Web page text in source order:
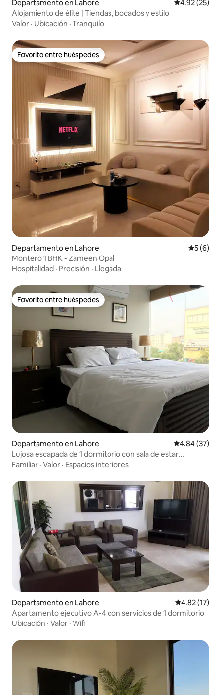
Departamento en Lahore Calificación
4.92 (25)
Alojamiento de élite | Tiendas, bocados y estilo
Valor · Ubicación · Tranquilo
Favorito entre huéspedes
Favorito entre huéspedes
Departamento en Lahore
5 (6)
Montero 1 BHK - Zameen Opal
Hospitalidad · Precisión · Llegada
Favorito entre huéspedes
Favorito entre huéspedes
Departamento en Lahore Calificación
4.84 (37)
Lujosa escapada de 1 dormitorio con sala de estar
separada
Familiar · Valor · Espacios interiores
Departamento en Lahore Calificación
4.82 (17)
Apartamento ejecutivo A-4 con servicios de 1 dormitorio
Ubicación · Valor · Wifi